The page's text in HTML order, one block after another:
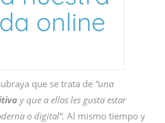
que se trata de “una
y que a ellos les gusta estar
o digital”. Al mismo tiempo y